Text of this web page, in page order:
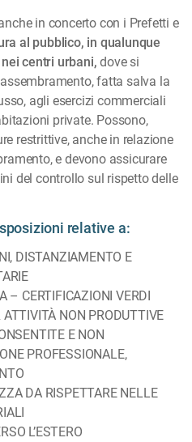
in concerto con i Prefetti e
al pubblico, in qualunque
centri urbani, dove si
fatta salva la
agli esercizi commerciali
private. Possono,
restrittive, anche in relazione
e devono assicurare
del controllo sul rispetto delle
relative a:
DISTANZIAMENTO E
– CERTIFICAZIONI VERDI
ATTIVITÀ NON PRODUTTIVE
E NON
PROFESSIONALE,
DA RISPETTARE NELLE
L’ESTERO